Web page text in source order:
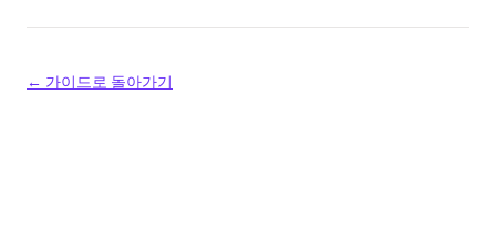
← 가이드로 돌아가기